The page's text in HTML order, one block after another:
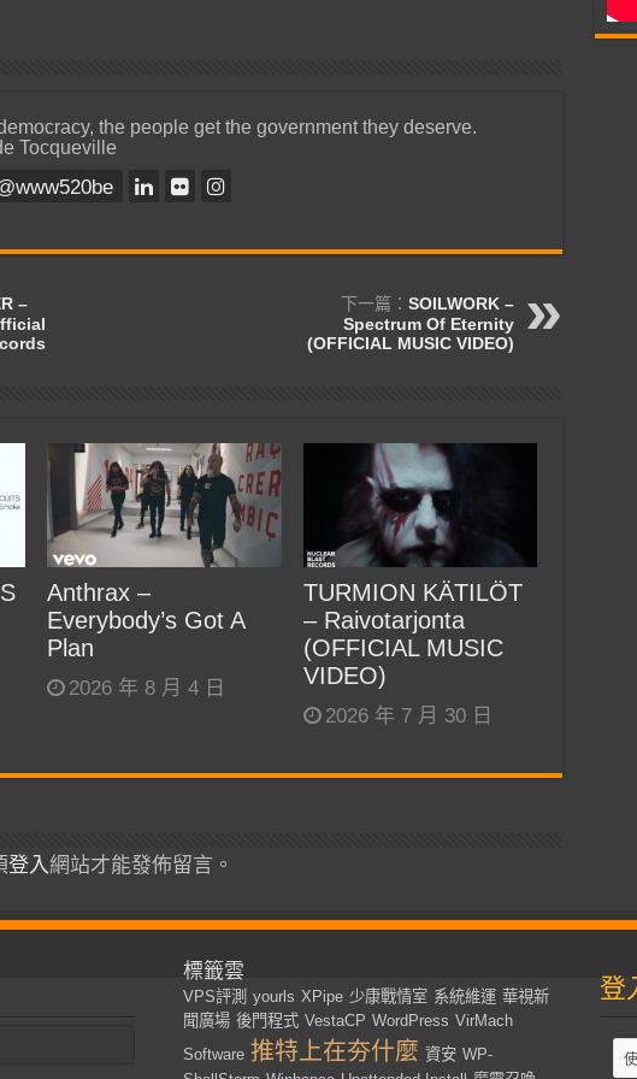
the people get the government they deserve.
Tocqueville
–
下一篇： SOILWORK –
Spectrum Of Eternity
(OFFICIAL MUSIC VIDEO)
Anthrax –
Everybody’s Got A
Plan
2026 年 8 月 4 日
TURMION KÄTILÖT
– Raivotarjonta
(OFFICIAL MUSIC
VIDEO)
2026 年 7 月 30 日
登入網站才能發佈留言。
標籤雲
VPS評測 yourls XPipe 少康戰情室 系統維運 華視新
聞廣場 後門程式 VestaCP WordPress VirMach
Software 推特上在夯什麼 資安 WP-
登